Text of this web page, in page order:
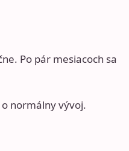
Po pár mesiacoch sa
normálny vývoj.